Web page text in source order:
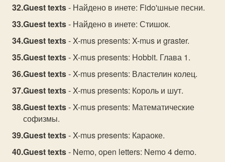
Guest texts- Найдено в инете: Fido'шные песни.
Guest texts- Найдено в инете: Стишок.
Guest texts- X-mus presents: X-mus и graster.
Guest texts- X-mus presents: Hobbit. Глава 1.
Guest texts- X-mus presents: Властелин колец.
Guest texts- X-mus presents: Король и шут.
Guest texts- X-mus presents: Математические
софизмы.
Guest texts- X-mus presents: Караоке.
Guest texts- Nemo, open letters: Nemo 4 demo.